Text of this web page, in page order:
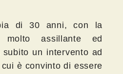
di 30 anni, con la
assillante ed
un intervento ad
è convinto di essere